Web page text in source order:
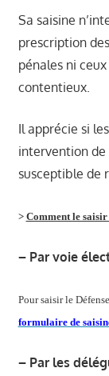
Sa saisine
prescription
pénales ni
contentieux.
Il apprécie si
intervention de
susceptible de
> Comment le saisir
– Par voie
Pour saisir le
formulaire de
– Par les